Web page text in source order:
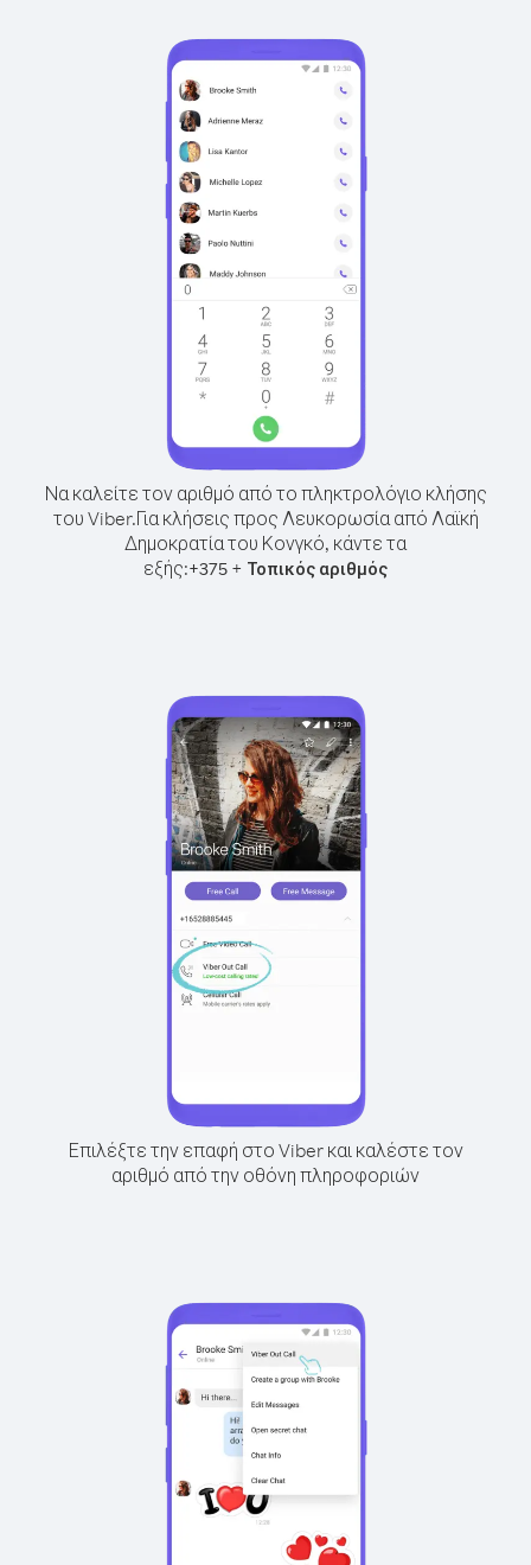
Να καλείτε τον αριθμό από το πληκτρολόγιο κλήσης
του Viber.Για κλήσεις προς Λευκορωσία από Λαϊκή
Δημοκρατία του Κονγκό, κάντε τα
εξής:+375 + Τοπικός αριθμός
Επιλέξτε την επαφή στο Viber και καλέστε τον
αριθμό από την οθόνη πληροφοριών